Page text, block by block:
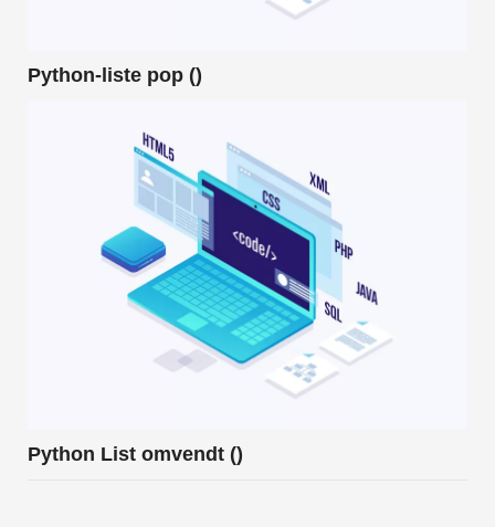
Python-liste pop ()
Python List omvendt ()